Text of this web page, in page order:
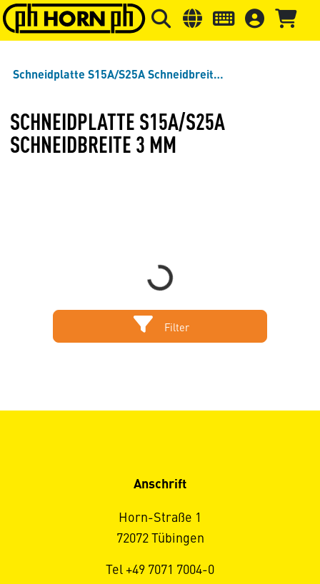
Springe zu Hauptinhalt Springe zum Header Springe
Schneidplatte S15A/S25A Schneidbreite 3 mm
SCHNEIDPLATTE S15A/S25A
SCHNEIDBREITE 3 MM
Loading...
Filter
Anschrift
Horn-Straße 1
72072 Tübingen
Tel +49 7071 7004-0